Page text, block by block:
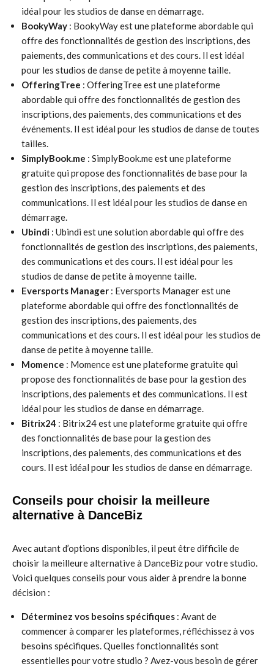
idéal pour les studios de danse en démarrage.
BookyWay : BookyWay est une plateforme abordable qui
offre des fonctionnalités de gestion des inscriptions, des
paiements, des communications et des cours. Il est idéal
pour les studios de danse de petite à moyenne taille.
OfferingTree : OfferingTree est une plateforme
abordable qui offre des fonctionnalités de gestion des
inscriptions, des paiements, des communications et des
événements. Il est idéal pour les studios de danse de toutes
tailles.
SimplyBook.me : SimplyBook.me est une plateforme
gratuite qui propose des fonctionnalités de base pour la
gestion des inscriptions, des paiements et des
communications. Il est idéal pour les studios de danse en
démarrage.
Ubindi : Ubindi est une solution abordable qui offre des
fonctionnalités de gestion des inscriptions, des paiements,
des communications et des cours. Il est idéal pour les
studios de danse de petite à moyenne taille.
Eversports Manager : Eversports Manager est une
plateforme abordable qui offre des fonctionnalités de
gestion des inscriptions, des paiements, des
communications et des cours. Il est idéal pour les studios de
danse de petite à moyenne taille.
Momence : Momence est une plateforme gratuite qui
propose des fonctionnalités de base pour la gestion des
inscriptions, des paiements et des communications. Il est
idéal pour les studios de danse en démarrage.
Bitrix24 : Bitrix24 est une plateforme gratuite qui offre
des fonctionnalités de base pour la gestion des
inscriptions, des paiements, des communications et des
cours. Il est idéal pour les studios de danse en démarrage.
Conseils pour choisir la meilleure
alternative à DanceBiz
Avec autant d’options disponibles, il peut être difficile de
choisir la meilleure alternative à DanceBiz pour votre studio.
Voici quelques conseils pour vous aider à prendre la bonne
décision :
Déterminez vos besoins spécifiques : Avant de
commencer à comparer les plateformes, réfléchissez à vos
besoins spécifiques. Quelles fonctionnalités sont
essentielles pour votre studio ? Avez-vous besoin de gérer